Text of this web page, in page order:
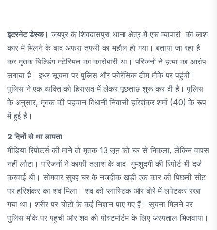
इंटरनेट डेस्क। जयपुर के शिवदासपुरा थाना क्षेत्र में एक व्यापारी की लाश
कार में मिलने के बाद अफरा तफरी का महौल हो गया। बताया जा रहा हैं
कर मृतक बिल्डिंग मटेरियल का कारोबारी था। परिजनों ने हत्या का आरोप
लगाया है। इधर सूचना पर पुलिस और फोरेंसिक टीम मौके पर पहुंची।
पुलिस ने एक व्यक्ति को हिरासत में लेकर पूछताछ शुरू कर दी है। पुलिस
के अनुसार, मृतक की पहचान विधानी निवासी हरिशंकर शर्मा (40) के रूप
में हुई है।
2 दिनों से था लापता
मीडिया रिपोटर्स की माने तो मृतक 13 जून को घर से निकला, लेकिन वापस
नहीं लौटा। परिजनों ने काफी तलाश के बाद गुमशुदगी की रिपोर्ट भी दर्ज
करवाई थी। सोमवार सुबह घर के नजदीक खड़ी एक कार की पिछली सीट
पर हरिशंकर का शव मिला। शव को प्लास्टिक और बोरे में लपेटकर रखा
गया था। शरीर पर चोटों के कई निशान पाए गए हैं। सूचना मिलने पर
पुलिस मौके पर पहुंची और शव को पोस्टमॉर्टम के लिए अस्पताल भिजवाया।